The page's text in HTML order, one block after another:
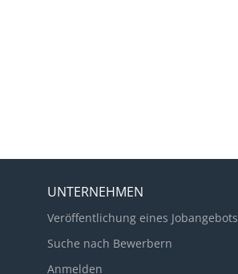
UNTERNEHMEN
Veröffentlichung eines Jobangebots
Suche nach Bewerbern
Anmelden